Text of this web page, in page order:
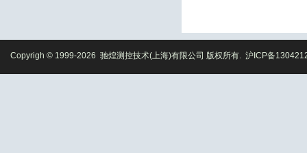
Copyrigh © 1999-2026 驰煌测控技术(上海)有限公司 版权所有. 沪ICP备